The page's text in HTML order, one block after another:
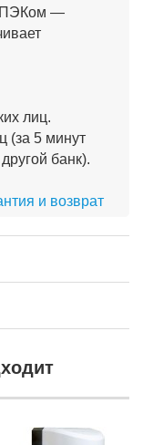
ПЭКом —
лиц.
(за 5 минут
банк).
и возврат